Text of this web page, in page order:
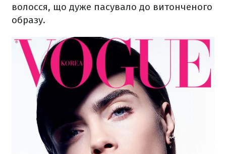
волосся, що дуже пасувало до витонченого
образу.